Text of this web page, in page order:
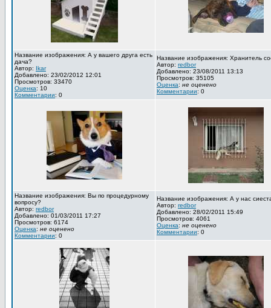
Название изображения: А у вашего друга есть
дача?
Автор: Ikar
Добавлено: 23/02/2012 12:01
Просмотров: 33470
Оценка: 10
Комментарии: 0
Название изображения: Хранитель
Автор: redbor
Добавлено: 23/08/2011 13:13
Просмотров: 35105
Оценка: не оценено
Комментарии: 0
Название изображения: Вы по процедурному
вопросу?
Автор: redbor
Добавлено: 01/03/2011 17:27
Просмотров: 6174
Оценка: не оценено
Комментарии: 0
Название изображения: А у нас
Автор: redbor
Добавлено: 28/02/2011 15:49
Просмотров: 4061
Оценка: не оценено
Комментарии: 0